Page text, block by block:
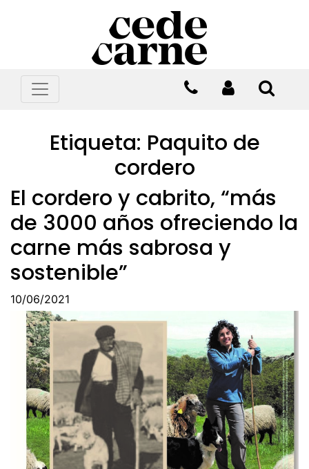
Etiqueta: Paquito de
cordero
El cordero y cabrito, “más
de 3000 años ofreciendo la
carne más sabrosa y
sostenible”
10/06/2021